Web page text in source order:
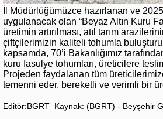
İl Müdürlüğümüzce hazırlanan ve
uygulanacak olan “Beyaz Altın Kuru
üretimin artırılması, atıl tarım
çiftçilerimizin kaliteli tohumla
kapsamda, 70’i Bakanlığımız
kuru fasulye tohumları, üreticilere
Projeden faydalanan tüm üreticilerimize
temenni eder, bereketli ve verimli bir
Editör:BGRT Kaynak: (BGRT) - Beyşehir